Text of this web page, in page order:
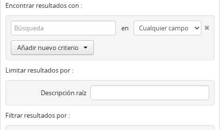
Encontrar resultados con :
en
Añadir nuevo criterio
Limitar resultados por :
Descripción raíz
Filtrar resultados por :